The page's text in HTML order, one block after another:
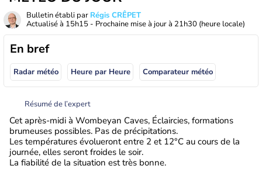
Bulletin établi par Régis CRÊPET
Actualisé à 15h15 - Prochaine mise à jour à 21h30 (heure locale)
En bref
Radar météo Heure par Heure Comparateur météo
Résumé de l’expert
Cet après-midi à Wombeyan Caves, Éclaircies, formations
brumeuses possibles. Pas de précipitations.
Les températures évolueront entre 2 et 12°C au cours de la
journée, elles seront froides le soir.
La fiabilité de la situation est très bonne.